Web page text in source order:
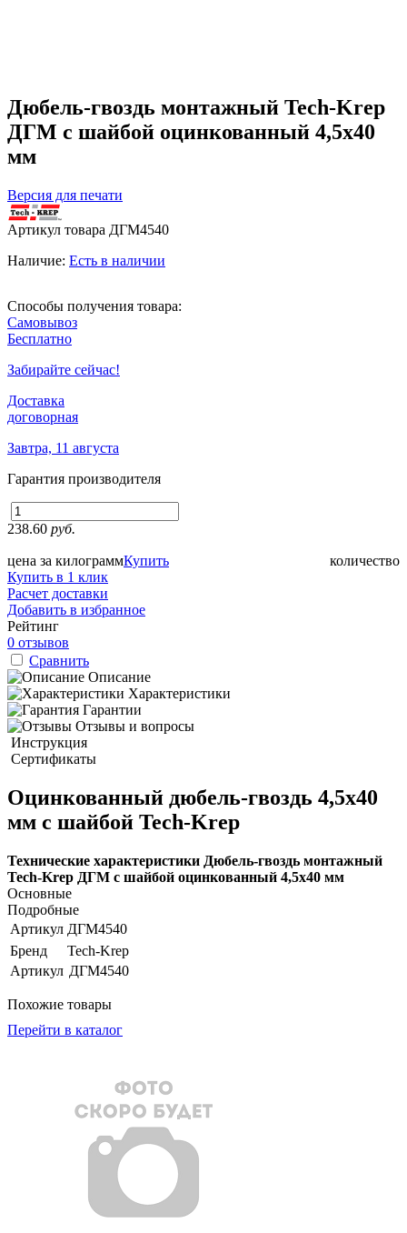
Дюбель-гвоздь монтажный Tech-Krep
ДГМ с шайбой оцинкованный 4,5х40
мм
Версия для печати
Артикул товара ДГМ4540
Наличие: Есть в наличии
Способы получения товара:
Самовывоз
Бесплатно
Забирайте сейчас!
Доставка
договорная
Завтра, 11 августа
Гарантия производителя
238.60 руб.
цена за килограмм количество
Купить
Купить в 1 клик
Расчет доставки
Добавить в избранное
Рейтинг
0 отзывов
Сравнить
Описание
Характеристики
Гарантии
Отзывы и вопросы
Инструкция
Сертификаты
Оцинкованный дюбель-гвоздь 4,5х40
мм с шайбой Tech-Krep
Технические характеристики Дюбель-гвоздь монтажный
Tech-Krep ДГМ с шайбой оцинкованный 4,5х40 мм
Основные
Подробные
Артикул ДГМ4540
Бренд
Tech-Krep
Артикул ДГМ4540
Похожие товары
Перейти в каталог